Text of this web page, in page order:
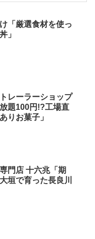
「厳選食材を使っ
」
レーラーショップ
題100円!?工場直
りお菓子」
門店 十六兆「期
垣で育った長良川